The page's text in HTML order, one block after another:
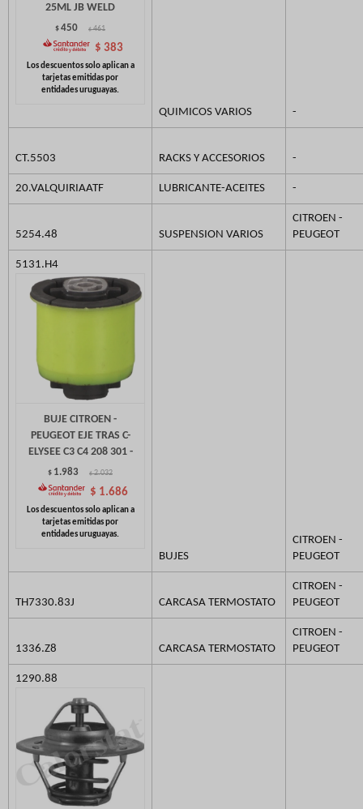
25ML JB WELD
$450 $ 461
$ 383
QUIMICOS VARIOS -
CT.5503 RACKS Y ACCESORIOS -
20.VALQUIRIAATF LUBRICANTE-ACEITES -
5254.48 SUSPENSION VARIOS
CITROEN -
PEUGEOT
5131.H4
BUJE CITROEN -
PEUGEOT EJE TRAS C-
ELYSEE C3 C4 208 301 -
$ 1.983 $ 2.032
$ 1.686
BUJES
CITROEN -
PEUGEOT
TH7330.83J CARCASA TERMOSTATO
CITROEN -
PEUGEOT
1336.Z8 CARCASA TERMOSTATO
CITROEN -
PEUGEOT
1290.88